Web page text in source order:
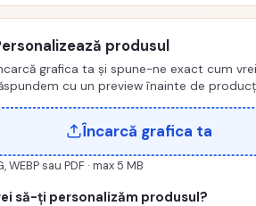
produsul
grafica ta și spune-ne exact cum
cu un preview înainte de
Încarcă grafica ta
WEBP sau PDF · max 5 MB
să-ți personalizăm produsul?